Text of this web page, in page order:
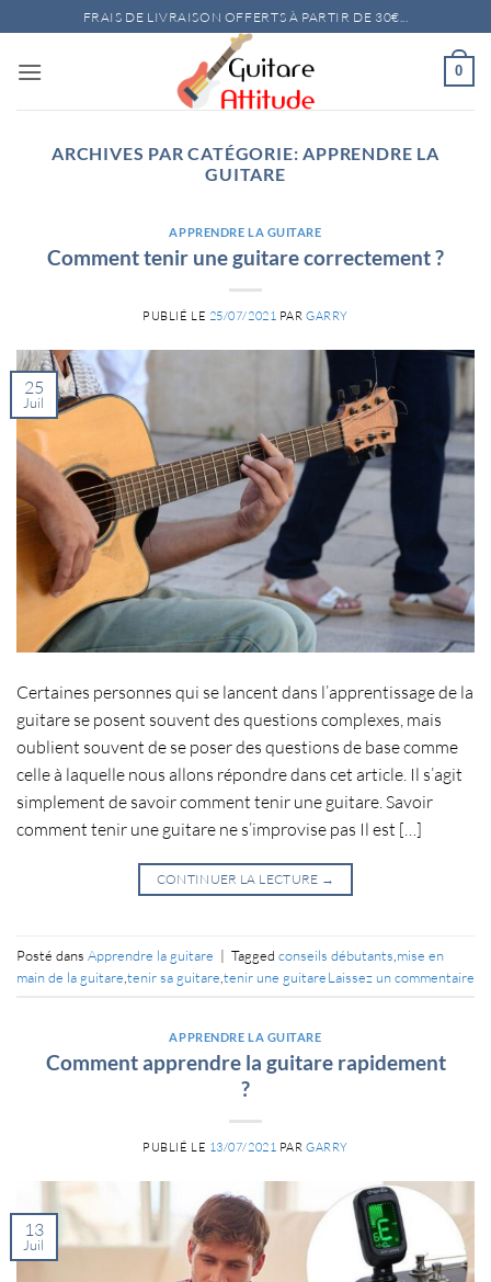
au
contenu
FRAIS DE LIVRAISON OFFERTS À PARTIR DE 30€...
0
ARCHIVES PAR CATÉGORIE:APPRENDRE LA
GUITARE
APPRENDRE LA GUITARE
Comment tenir une guitare correctement ?
PUBLIÉ LE 25/07/2021 PARGARRY
25
Juil
Certaines personnes qui se lancent dans l’apprentissage de la
guitare se posent souvent des questions complexes, mais
oublient souvent de se poser des questions de base comme
celle à laquelle nous allons répondre dans cet article. Il s’agit
simplement de savoir comment tenir une guitare. Savoir
comment tenir une guitare ne s’improvise pas Il est […]
CONTINUER LA LECTURE →
Posté dans Apprendre la guitare | Tagged conseils débutants mise en
main de la guitare tenir sa guitare tenir une guitareLaissez un commentaire
APPRENDRE LA GUITARE
Comment apprendre la guitare rapidement
?
PUBLIÉ LE 13/07/2021 PARGARRY
13
Juil